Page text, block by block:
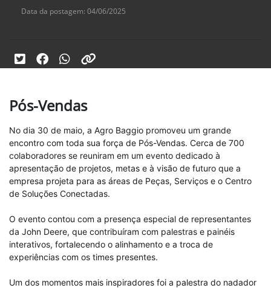
Data da postagem: 04/06/2025
Pós-Vendas
No dia 30 de maio, a Agro Baggio promoveu um grande
encontro com toda sua força de Pós-Vendas. Cerca de 700
colaboradores se reuniram em um evento dedicado à
apresentação de projetos, metas e à visão de futuro que a
empresa projeta para as áreas de Peças, Serviços e o Centro
de Soluções Conectadas.
O evento contou com a presença especial de representantes
da John Deere, que contribuíram com palestras e painéis
interativos, fortalecendo o alinhamento e a troca de
experiências com os times presentes.
Um dos momentos mais inspiradores foi a palestra do nadador